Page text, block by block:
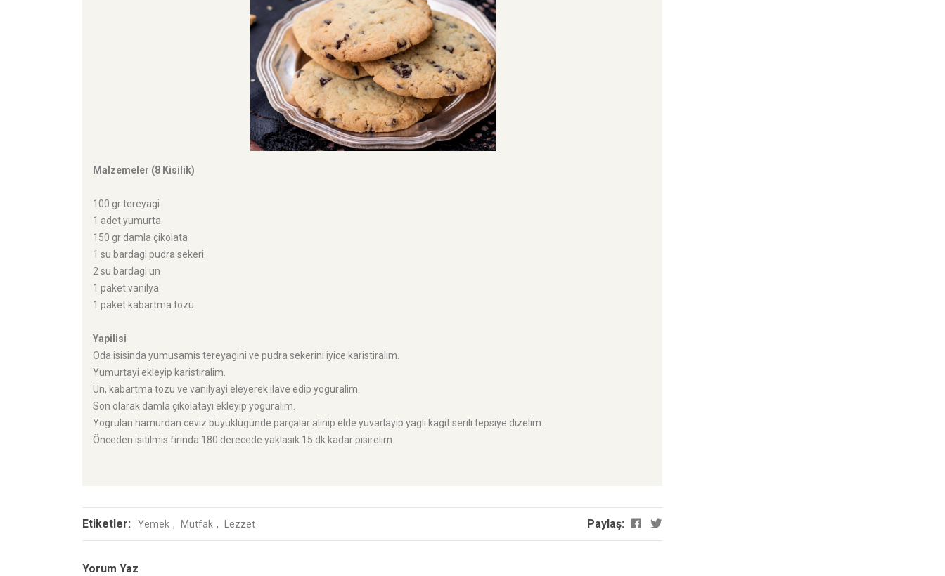
Malzemeler (8 Kisilik)
100 gr tereyagi
1 adet yumurta
150 gr damla çikolata
1 su bardagi pudra sekeri
2 su bardagi un
1 paket vanilya
1 paket kabartma tozu
Yapilisi
Oda isisinda yumusamis tereyagini ve pudra sekerini iyice karistiralim.
Yumurtayi ekleyip karistiralim.
Un, kabartma tozu ve vanilyayi eleyerek ilave edip yoguralim.
Son olarak damla çikolatayi ekleyip yoguralim.
Yogrulan hamurdan ceviz büyüklügünde parçalar alinip elde yuvarlayip yagli kagit serili tepsiye dizelim.
Önceden isitilmis firinda 180 derecede yaklasik 15 dk kadar pisirelim.
Etiketler: Yemek Mutfak Lezzet Paylaş:
Yorum Yaz